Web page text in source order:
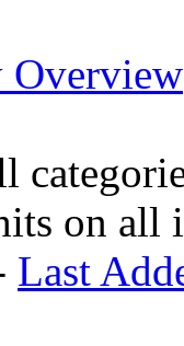
Overview
on all
Last